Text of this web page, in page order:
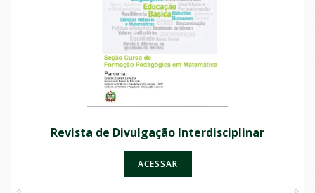
Revista de Divulgação Interdisciplinar
ACESSAR